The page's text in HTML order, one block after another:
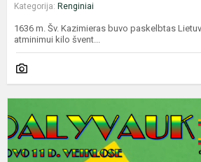
Kategorija: Renginiai
1636 m. Šv. Kazimieras buvo paskelbtas
atminimui kilo švent...